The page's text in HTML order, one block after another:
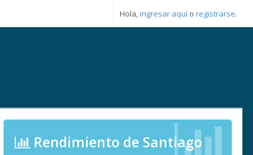
Hola,ingresar aquí o registrarse.
Rendimiento de Santiago